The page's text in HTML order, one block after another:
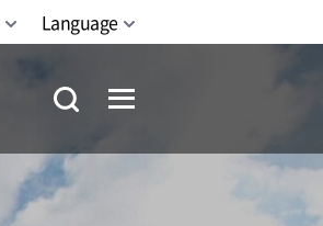
Language